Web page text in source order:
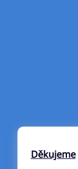
Děkujeme